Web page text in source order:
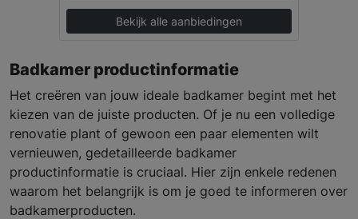
Bekijk alle aanbiedingen
Badkamer productinformatie
Het creëren van jouw ideale badkamer begint met het
kiezen van de juiste producten. Of je nu een volledige
renovatie plant of gewoon een paar elementen wilt
vernieuwen, gedetailleerde badkamer
productinformatie is cruciaal. Hier zijn enkele redenen
waarom het belangrijk is om je goed te informeren over
badkamerproducten.